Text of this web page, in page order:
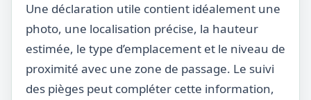
Une déclaration utile contient idéalement une
photo, une localisation précise, la hauteur
estimée, le type d’emplacement et le niveau de
proximité avec une zone de passage. Le suivi
des pièges peut compléter cette information,